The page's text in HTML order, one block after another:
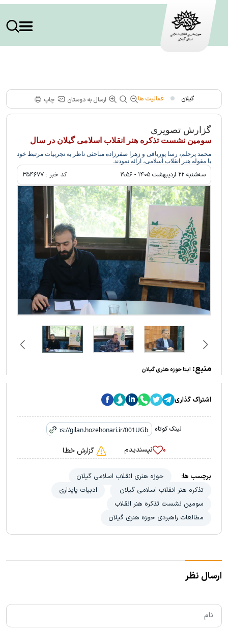
گیلان فعالیت ها ارسال به دوستان چاپ
گزارش تصویری
سومین نشست تذکره هنر انقلاب اسلامی گیلان در سال
محمد پرحلم، رسا پورباقی و زهرا صفرزاده مباحثی ناظر به تجربیات مرتبط خود
با مقوله هنر انقلاب اسلامی، ارائه نمودند.
سه‌شنبه ۲۲ ارديبهشت ۱۴۰۵ - ۱۹:۵۶ کد خبر :
منبع: ایتا حوزه هنری گیلان
اشتراک گذاری
لینک کوتاه
۰ نپسندیدم گزارش خطا
برچسب ها:
حوزه هنری انقلاب اسلامی گیلان
تذکره هنر انقلاب اسلامی گیلان
ادبیات پایداری
سومین نشست تذکره هنر انقلاب
مطالعات راهبردی حوزه هنری گیلان
ارسال نظر